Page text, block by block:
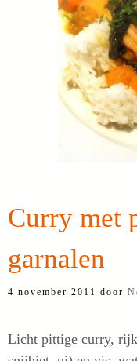
Curry met
garnalen
4 november 2011 door
Licht pittige curry,